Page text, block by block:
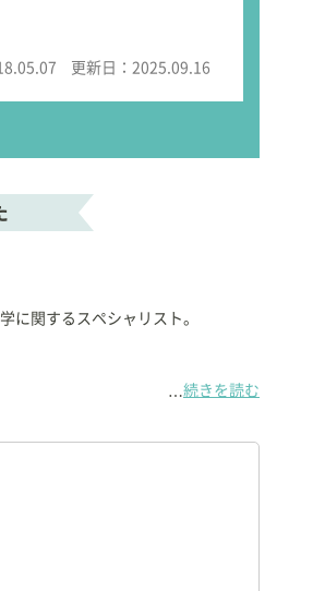
更新日： 2025.09.16
に関するスペシャリスト。
…続きを読む